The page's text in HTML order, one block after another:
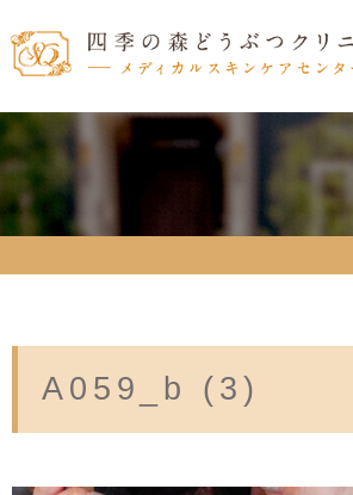
A059_b (3)